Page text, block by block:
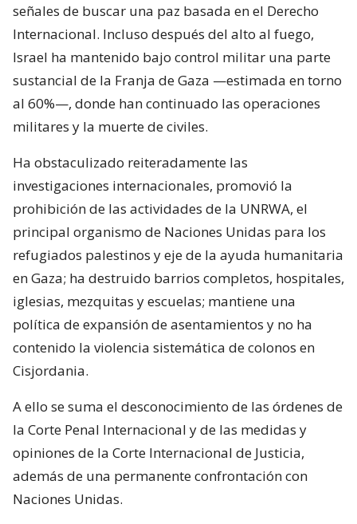
señales de buscar una paz basada en el Derecho
Internacional. Incluso después del alto al fuego,
Israel ha mantenido bajo control militar una parte
sustancial de la Franja de Gaza —estimada en torno
al 60%—, donde han continuado las operaciones
militares y la muerte de civiles.
Ha obstaculizado reiteradamente las
investigaciones internacionales, promovió la
prohibición de las actividades de la UNRWA, el
principal organismo de Naciones Unidas para los
refugiados palestinos y eje de la ayuda humanitaria
en Gaza; ha destruido barrios completos, hospitales,
iglesias, mezquitas y escuelas; mantiene una
política de expansión de asentamientos y no ha
contenido la violencia sistemática de colonos en
Cisjordania.
A ello se suma el desconocimiento de las órdenes de
la Corte Penal Internacional y de las medidas y
opiniones de la Corte Internacional de Justicia,
además de una permanente confrontación con
Naciones Unidas.